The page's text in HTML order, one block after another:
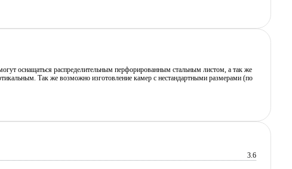
оснащаться распределительным перфорированным стальным листом, а так же
Так же возможно изготовление камер с нестандартными размерами (по
3.6